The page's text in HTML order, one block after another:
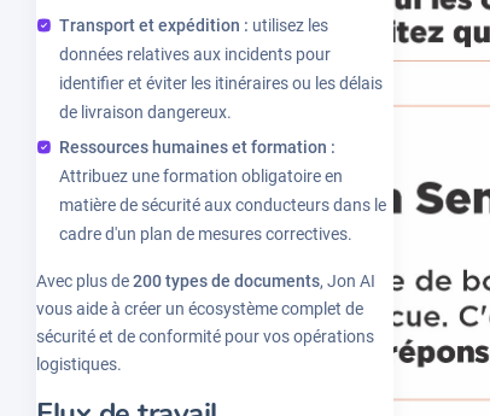
Transport et expédition : utilisez les
données relatives aux incidents pour
identifier et éviter les itinéraires ou les délais
de livraison dangereux.
Ressources humaines et formation :
Attribuez une formation obligatoire en
matière de sécurité aux conducteurs dans le
cadre d'un plan de mesures correctives.
Avec plus de200 types de documents, Jon AI
vous aide à créer un écosystème complet de
sécurité et de conformité pour vos opérations
logistiques.